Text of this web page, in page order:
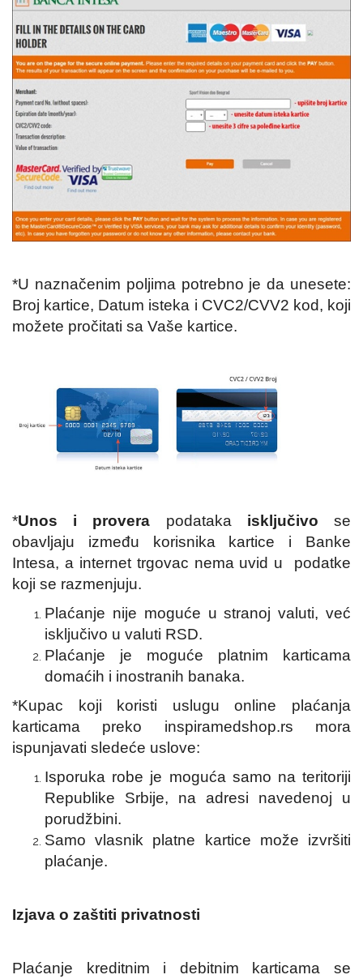
*U naznačenim poljima potrebno je da unesete:
Broj kartice, Datum isteka i CVC2/CVV2 kod, koji
možete pročitati sa Vaše kartice.
*Unos i provera podataka isključivo se
obavljaju između korisnika kartice i Banke
Intesa, a internet trgovac nema uvid u podatke
koji se razmenjuju.
Plaćanje nije moguće u stranoj valuti, već
isključivo u valuti RSD.
Plaćanje je moguće platnim karticama
domaćih i inostranih banaka.
*Kupac koji koristi uslugu online plaćanja
karticama preko inspiramedshop.rs mora
ispunjavati sledeće uslove:
Isporuka robe je moguća samo na teritoriji
Republike Srbije, na adresi navedenoj u
porudžbini.
Samo vlasnik platne kartice može izvršiti
plaćanje.
Izjava o zaštiti privatnosti
Plaćanje kreditnim i debitnim karticama se